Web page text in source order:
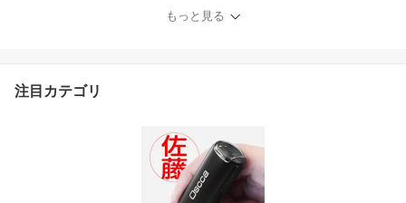
ム印 オムツスタンプ な
まえスタンプ 保育園 幼
もっと見る
注目カテゴリ